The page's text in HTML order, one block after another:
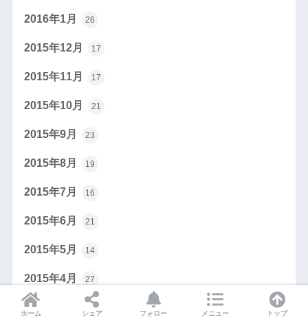
2016年1月 26
2015年12月 17
2015年11月 17
2015年10月 21
2015年9月 23
2015年8月 19
2015年7月 16
2015年6月 21
2015年5月 14
2015年4月 27
2015年3月 29
ホーム シェア フォロー メニュー トップ